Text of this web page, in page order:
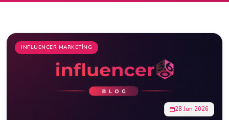
INFLUENCER MARKETING
28 Jun 2026